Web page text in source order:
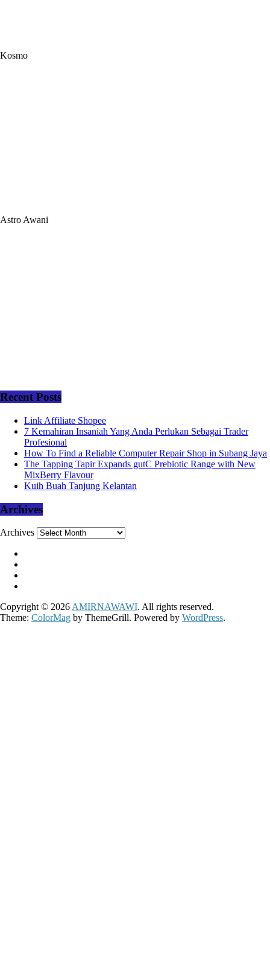
Kosmo
Astro Awani
Recent Posts
Link Affiliate Shopee
7 Kemahiran Insaniah Yang Anda Perlukan Sebagai Trader
Profesional
How To Find a Reliable Computer Repair Shop in Subang Jaya
The Tapping Tapir Expands gutC Prebiotic Range with New
MixBerry Flavour
Kuih Buah Tanjung Kelantan
Archives
Archives
Copyright © 2026 AMIRNAWAWI. All rights reserved.
Theme: ColorMag by ThemeGrill. Powered by WordPress.